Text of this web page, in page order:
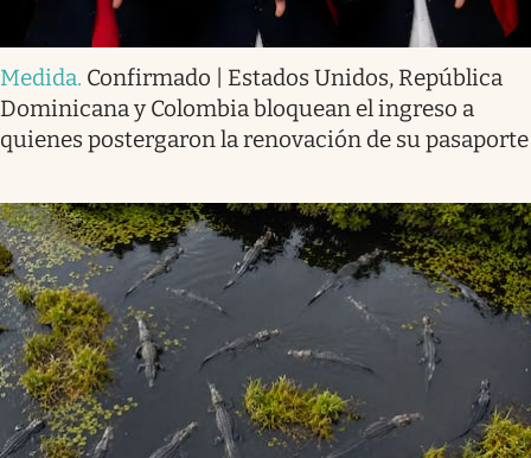
Medida. Confirmado | Estados Unidos, República
Dominicana y Colombia bloquean el ingreso a
quienes postergaron la renovación de su pasaporte